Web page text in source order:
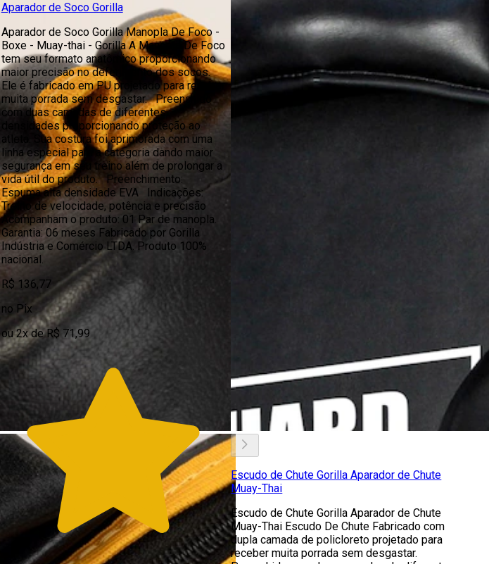
Aparador de Soco Gorilla
Aparador de Soco Gorilla Manopla De Foco -
Boxe - Muay-thai - Gorilla A Manopla De Foco
tem seu formato anatômico proporcionando
maior precisão no deferimento dos socos.
Ele é fabricado em PU projetado para receber
muita porrada sem desgastar. Preenchido
com duas camadas de diferentes
densidades proporcionando proteção ao
atleta. Sua costura foi aprimorada com uma
linha especial para a categoria dando maior
segurança em seu treino além de prolongar a
vida útil do produto. Preenchimento:
Espuma alta densidade EVA Indicações:
Treino de velocidade, potência e precisão
Acompanham o produto: 01 Par de manopla.
Garantia: 06 meses Fabricado por Gorilla
Indústria e Comércio LTDA. Produto 100%
nacional.
R$ 136,77
no Pix
ou 2x de R$ 71,99
Escudo de Chute Gorilla Aparador de Chute
Muay-Thai
Escudo de Chute Gorilla Aparador de Chute
Muay-Thai Escudo De Chute Fabricado com
dupla camada de policloreto projetado para
receber muita porrada sem desgastar.